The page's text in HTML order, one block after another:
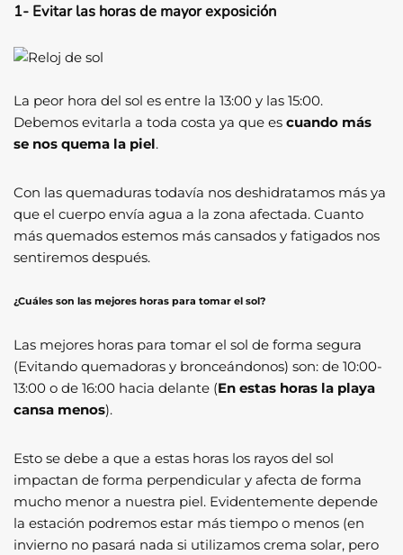
1- Evitar las horas de mayor exposición
La peor hora del sol es entre la 13:00 y las 15:00.
Debemos evitarla a toda costa ya que es cuando más
se nos quema la piel.
Con las quemaduras todavía nos deshidratamos más ya
que el cuerpo envía agua a la zona afectada. Cuanto
más quemados estemos más cansados y fatigados nos
sentiremos después.
¿Cuáles son las mejores horas para tomar el sol?
Las mejores horas para tomar el sol de forma segura
(Evitando quemadoras y bronceándonos) son: de 10:00-
13:00 o de 16:00 hacia delante (En estas horas la playa
cansa menos).
Esto se debe a que a estas horas los rayos del sol
impactan de forma perpendicular y afecta de forma
mucho menor a nuestra piel. Evidentemente depende
la estación podremos estar más tiempo o menos (en
invierno no pasará nada si utilizamos crema solar, pero